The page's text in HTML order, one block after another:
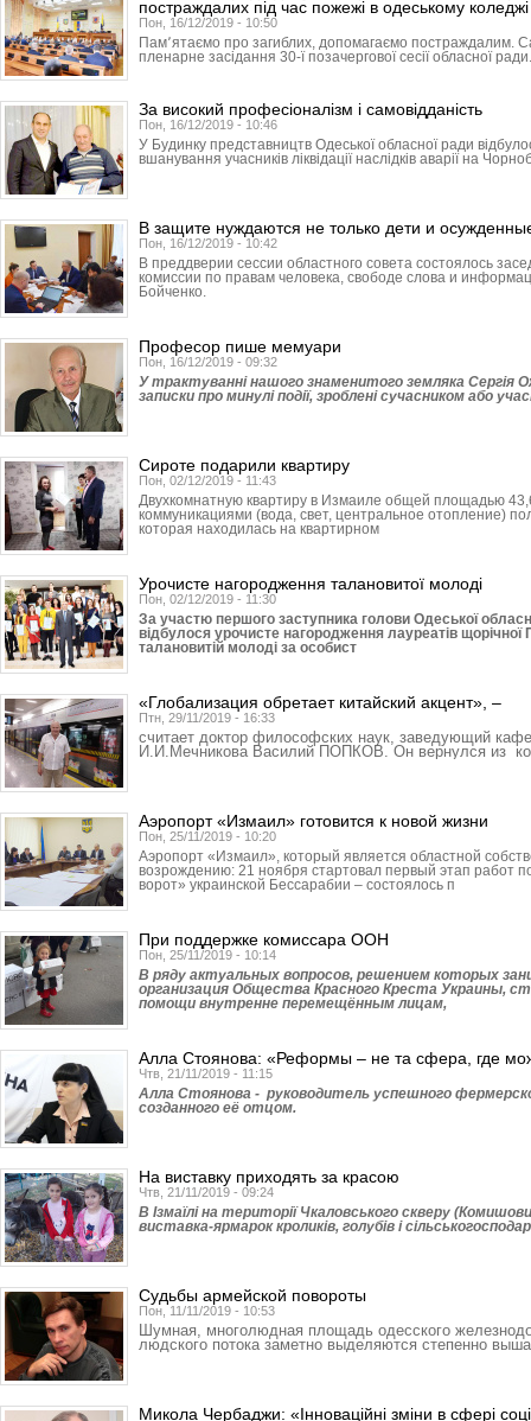
постраждалих під час пожежі в одеському коледжі
Пон, 16/12/2019 - 10:50
Пам՚ятаємо про загиблих, допомагаємо постраждалим.
пленарне засідання 30-ї позачергової сесії обласної ради.
За високий професіоналізм і самовідданість
Пон, 16/12/2019 - 10:46
У Будинку представництв Одеської обласної ради
вшанування учасників ліквідації наслідків аварії на
В защите нуждаются не только дети и
Пон, 16/12/2019 - 10:42
В преддверии сессии областного совета состоялось
комиссии по правам человека, свободе слова и
Бойченко.
Професор пише мемуари
Пон, 16/12/2019 - 09:32
У трактуванні нашого знаменитого земляка Сергія
записки про минулі події, зроблені сучасником або
Сироте подарили квартиру
Пон, 02/12/2019 - 11:43
Двухкомнатную квартиру в Измаиле общей площадью
коммуникациями (вода, свет, центральное отопление)
которая находилась на квартирном
Урочисте нагородження талановитої молоді
Пон, 02/12/2019 - 11:30
За участю першого заступника голови Одеської
відбулося урочисте нагородження лауреатів щорічної
талановитій молоді за особист
«Глобализация обретает китайский акцент», –
Птн, 29/11/2019 - 16:33
считает доктор философских наук, заведующий
И.И.Мечникова Василий ПОПКОВ. Он вернулся из
Аэропорт «Измаил» готовится к новой жизни
Пон, 25/11/2019 - 10:20
Аэропорт «Измаил», который является областной
возрождению: 21 ноября стартовал первый этап работ
ворот» украинской Бессарабии – состоялось п
При поддержке комиссара ООН
Пон, 25/11/2019 - 10:14
В ряду актуальных вопросов, решением которых
организация Общества Красного Креста Украины,
помощи внутренне перемещённым лицам,
Алла Стоянова: «Реформы – не та сфера, где
Чтв, 21/11/2019 - 11:15
Алла Стоянова - руководитель успешного
созданного её отцом.
На виставку приходять за красою
Чтв, 21/11/2019 - 09:24
В Ізмаїлі на території Чкаловського скверу
виставка-ярмарок кроликів, голубів і
Судьбы армейской повороты
Пон, 11/11/2019 - 10:53
Шумная, многолюдная площадь одесского
людского потока заметно выделяются степенно
Микола Чербаджи: «Інноваційні зміни в сфері